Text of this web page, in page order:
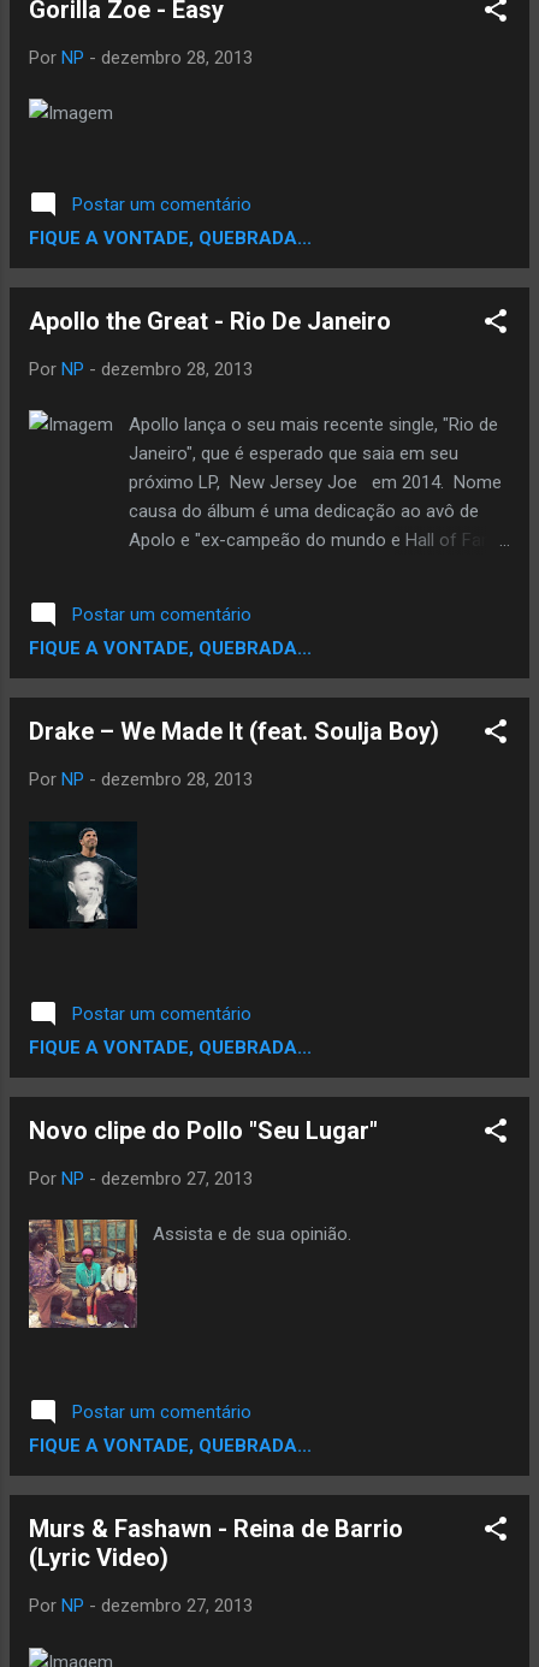
Gorilla Zoe - Easy
Por NP - dezembro 28, 2013
Postar um comentário
FIQUE A VONTADE, QUEBRADA...
Apollo the Great - Rio De Janeiro
Por NP - dezembro 28, 2013
Apollo lança o seu mais recente single, "Rio de
Janeiro", que é esperado que saia em seu
próximo LP, New Jersey Joe em 2014. Nome
causa do álbum é uma dedicação ao avô de
Apolo e "ex-campeão do mundo e Hall of Fame
Postar um comentário
FIQUE A VONTADE, QUEBRADA...
Drake – We Made It (feat. Soulja Boy)
Por NP - dezembro 28, 2013
Postar um comentário
FIQUE A VONTADE, QUEBRADA...
Novo clipe do Pollo "Seu Lugar"
Por NP - dezembro 27, 2013
Assista e de sua opinião.
Postar um comentário
FIQUE A VONTADE, QUEBRADA...
Murs & Fashawn - Reina de Barrio
(Lyric Video)
Por NP - dezembro 27, 2013